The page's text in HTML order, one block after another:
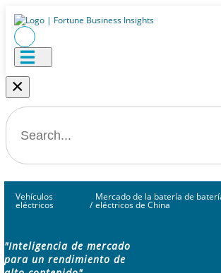
×
Vehículos
eléctricos /
Mercado de la batería de
eléctricos de China
"Inteligencia de mercado
para un rendimiento de